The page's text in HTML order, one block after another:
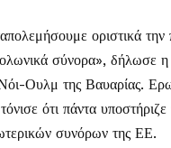
οριστικά
σύνορα», δήλωσε
Ουλμ της Βαυαρίας.
ότι πάντα υποστήριζε
συνόρων της ΕΕ.